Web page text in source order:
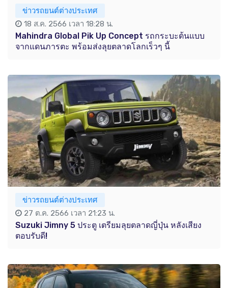
ข่าวรถยนต์ต่างประเทศ
18 ส.ค. 2566 เวลา 18:28 น.
Mahindra Global Pik Up Concept รถกระบะต้นแบบ
จากแดนภารตะ พร้อมส่งลุยตลาดโลกเร็วๆ นี้
ข่าวรถยนต์ต่างประเทศ
27 ต.ค. 2566 เวลา 21:23 น.
Suzuki Jimny 5 ประตู เตรียมลุยตลาดญี่ปุ่น หลังเสียง
ตอบรับดี!